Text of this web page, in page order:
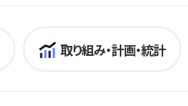
取り組み・計画・統計